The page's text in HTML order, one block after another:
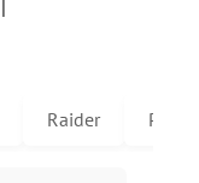
Raider Pulse